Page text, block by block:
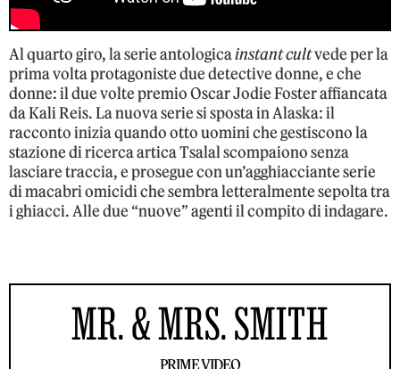
Al quarto giro, la serie antologicainstant cultvede per la
prima volta protagoniste due detective donne, e che
donne: il due volte premio Oscar Jodie Foster affiancata
da Kali Reis. La nuova serie si sposta in Alaska: il
racconto inizia quando otto uomini che gestiscono la
stazione di ricerca artica Tsalal scompaiono senza
lasciare traccia, e prosegue con un’agghiacciante serie
di macabri omicidi che sembra letteralmente sepolta tra
i ghiacci. Alle due “nuove” agenti il compito di indagare.
MR. & MRS. SMITH
PRIME VIDEO